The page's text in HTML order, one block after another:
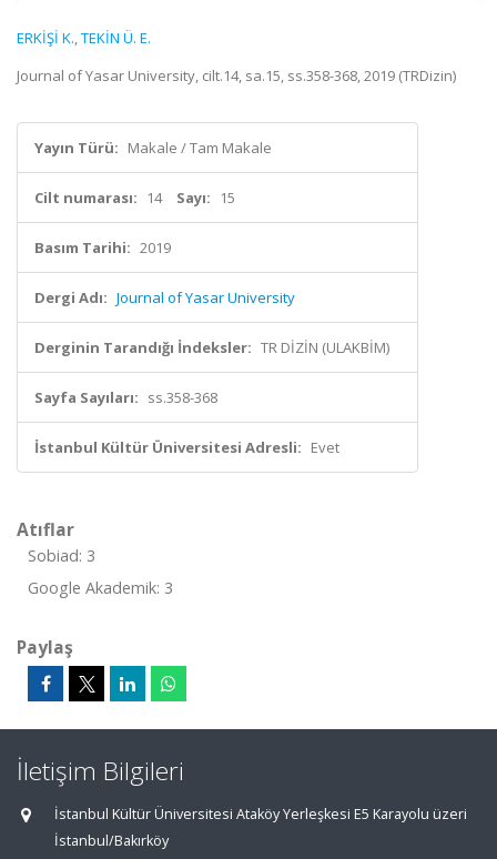
ERKİŞİ K.,TEKİN Ü. E.
Journal of Yasar University, cilt.14, sa.15, ss.358-368, 2019 (TRDizin)
Yayın Türü: Makale / Tam Makale
Cilt numarası: 14 Sayı: 15
Basım Tarihi: 2019
Dergi Adı: Journal of Yasar University
Derginin Tarandığı İndeksler: TR DİZİN (ULAKBİM)
Sayfa Sayıları: ss.358-368
İstanbul Kültür Üniversitesi Adresli: Evet
Atıflar
Sobiad: 3
Google Akademik: 3
Paylaş
İletişim Bilgileri
İstanbul Kültür Üniversitesi Ataköy Yerleşkesi E5 Karayolu üzeri
İstanbul/Bakırköy